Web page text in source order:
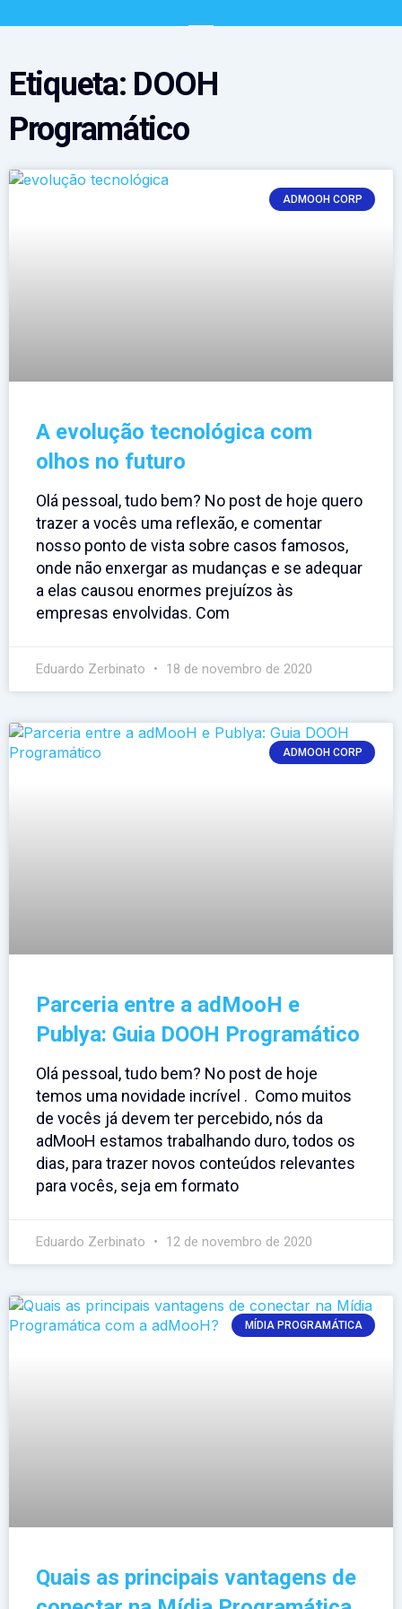
Etiqueta: DOOH
Programático
ADMOOH CORP
A evolução tecnológica com
olhos no futuro
Olá pessoal, tudo bem? No post de hoje quero
trazer a vocês uma reflexão, e comentar
nosso ponto de vista sobre casos famosos,
onde não enxergar as mudanças e se adequar
a elas causou enormes prejuízos às
empresas envolvidas. Com
Eduardo Zerbinato 18 de novembro de 2020
ADMOOH CORP
Parceria entre a adMooH e
Publya: Guia DOOH Programático
Olá pessoal, tudo bem? No post de hoje
temos uma novidade incrível . Como muitos
de vocês já devem ter percebido, nós da
adMooH estamos trabalhando duro, todos os
dias, para trazer novos conteúdos relevantes
para vocês, seja em formato
Eduardo Zerbinato 12 de novembro de 2020
MÍDIA PROGRAMÁTICA
Quais as principais vantagens de